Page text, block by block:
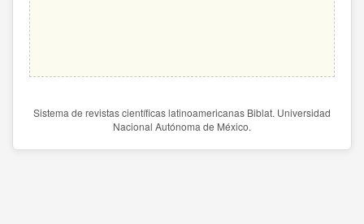
Sistema de revistas científicas latinoamericanas Biblat. Universidad
Nacional Autónoma de México.